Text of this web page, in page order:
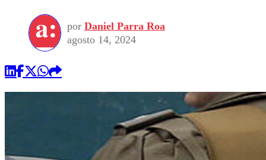
por Daniel Parra Roa
agosto 14, 2024